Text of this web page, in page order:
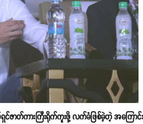
ဇာတ်ကားကြီးရိုက်ကူးဖို့ လက်ခံဖြစ်ခဲ့တဲ့ အကြော